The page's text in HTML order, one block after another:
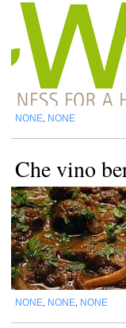
NONE NONE
Che vino
NONE NONE NONE